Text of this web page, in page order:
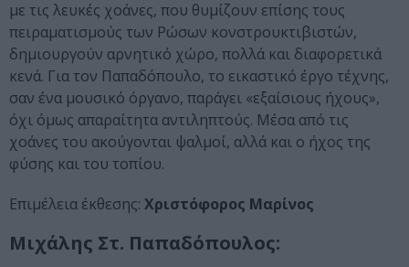
με τις λευκές χοάνες, που θυμίζουν επίσης τους
πειραματισμούς των Ρώσων κονστρουκτιβιστών,
δημιουργούν αρνητικό χώρο, πολλά και διαφορετικά
κενά. Για τον Παπαδόπουλο, το εικαστικό έργο τέχνης,
σαν ένα μουσικό όργανο, παράγει «εξαίσιους ήχους»,
όχι όμως απαραίτητα αντιληπτούς. Μέσα από τις
χοάνες του ακούγονται ψαλμοί, αλλά και ο ήχος της
φύσης και του τοπίου.
Επιμέλεια έκθεσης: Χριστόφορος Μαρίνος
Μιχάλης Στ. Παπαδόπουλος: